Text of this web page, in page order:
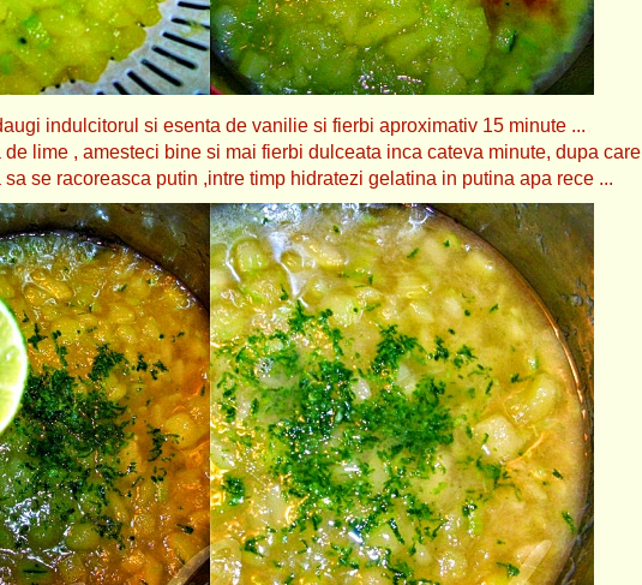
indulcitorul si esenta de vanilie si fierbi aproximativ 15 minute ...
lime , amesteci bine si mai fierbi dulceata inca cateva minute, dupa care
se racoreasca putin ,intre timp hidratezi gelatina in putina apa rece ...